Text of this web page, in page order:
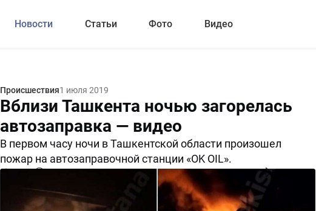
Новости Статьи Фото Видео
Происшествия1 июля 2019
Вблизи Ташкента ночью загорелась
автозаправка — видео
В первом часу ночи в Ташкентской области произошел
пожар на автозаправочной станции «OK OIL».
Поделиться